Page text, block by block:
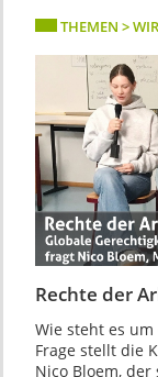
THEMEN >
Rechte der
Wie steht es
Frage stellt die
Nico Bloem,